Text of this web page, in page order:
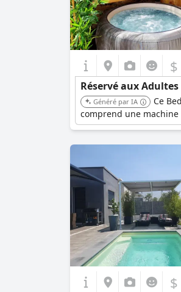
$
Réservé aux Adultes
Généré par IA
Ce
comprend une
$